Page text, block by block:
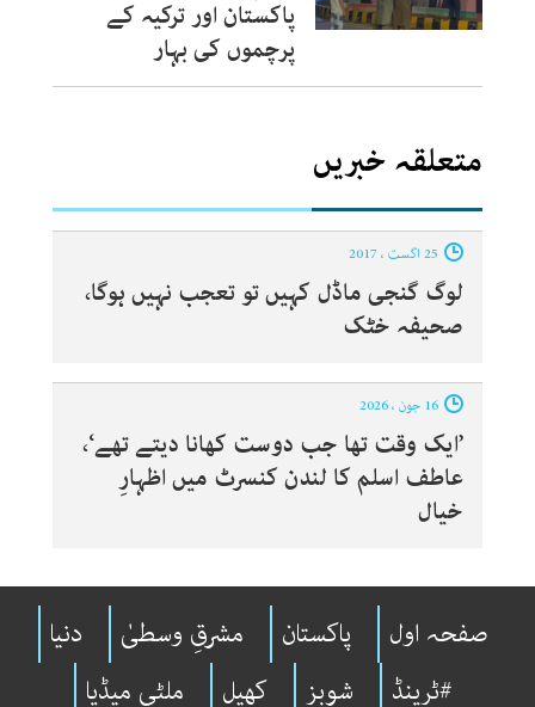
پاکستان اور ترکیہ کے
پرچموں کی بہار
متعلقہ خبریں
لوگ گنجی ماڈل کہیں تو تعجب نہیں ہوگا،
صحیفہ خٹک
’ایک وقت تھا جب دوست کھانا دیتے تھے‘،
عاطف اسلم کا لندن کنسرٹ میں اظہارِ
خیال
صفحہ اول پاکستان مشرقِ وسطیٰ
دنیا
#ٹرینڈ
شوبِز کھیل ملٹی میڈیا